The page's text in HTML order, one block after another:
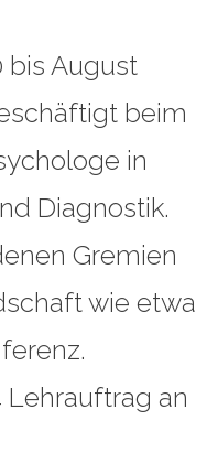
bis August
beim
in
Diagnostik.
Gremien
wie etwa
Lehrauftrag an